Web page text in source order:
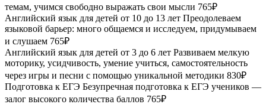
темам, учимся свободно выражать свои мысли 765₽
Английский язык для детей от 10 до 13 лет Преодолеваем
языковой барьер: много общаемся и исследуем, придумываем
и слушаем 765₽
Английский язык для детей от 3 до 6 лет Развиваем мелкую
моторику, усидчивость, умение учиться, самостоятельность
через игры и песни с помощью уникальной методики 830₽
Подготовка к ЕГЭ Безупречная подготовка к ЕГЭ учеников —
залог высокого количества баллов 765₽